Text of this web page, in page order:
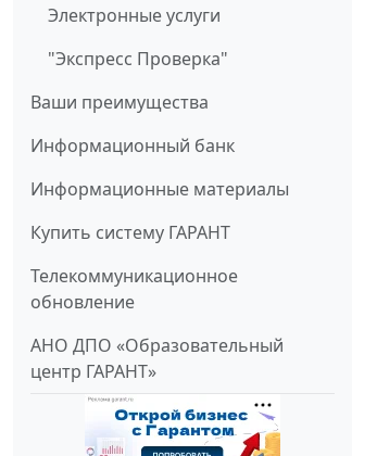
Электронные услуги
"Экспресс Проверка"
Ваши преимущества
Информационный банк
Информационные материалы
Купить систему ГАРАНТ
Телекоммуникационное
обновление
АНО ДПО «Образовательный
центр ГАРАНТ»